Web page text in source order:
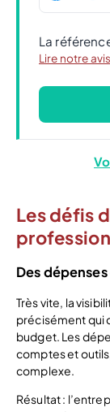
La
Lire notre avis
Les défis
Des
Très vite, la
précisément qui
budget. Les
comptes et
complexe.
Résultat :